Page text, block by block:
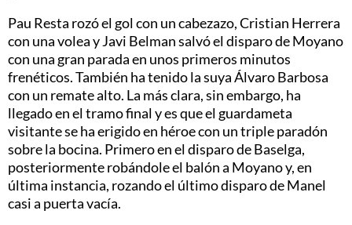
Pau Resta rozó el gol con un cabezazo, Cristian Herrera
con una volea y Javi Belman salvó el disparo de Moyano
con una gran parada en unos primeros minutos
frenéticos. También ha tenido la suya Álvaro Barbosa
con un remate alto. La más clara, sin embargo, ha
llegado en el tramo final y es que el guardameta
visitante se ha erigido en héroe con un triple paradón
sobre la bocina. Primero en el disparo de Baselga,
posteriormente robándole el balón a Moyano y, en
última instancia, rozando el último disparo de Manel
casi a puerta vacía.